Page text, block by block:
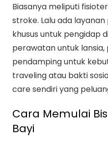
Biasanya meliputi
stroke. Lalu ada
khusus untuk pengidap
perawatan untuk
pendamping untuk
traveling atau bakti
care sendiri yang
Cara Memulai
Bayi